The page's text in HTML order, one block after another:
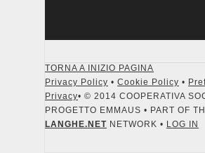
TORNA A INIZIO PAGINA
Privacy Policy • Cookie Policy •
Privacy• © 2014 COOPERATIVA
PROGETTO EMMAUS • PART OF
LANGHE.NET NETWORK • LOG IN